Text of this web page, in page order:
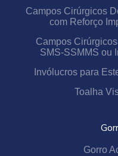
Campos Cirúrgicos
com Reforço
Campos
SMS-SSMMS ou
Invólucros para
Toalha
Gorro